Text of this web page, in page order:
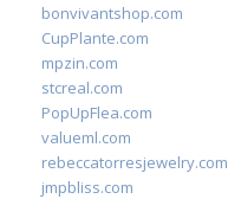
bonvivantshop.com
CupPlante.com
mpzin.com
stcreal.com
PopUpFlea.com
valueml.com
rebeccatorresjewelry.com
jmpbliss.com